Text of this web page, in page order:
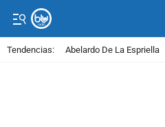
Tendencias: Abelardo De La Espriella